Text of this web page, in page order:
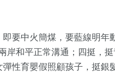
要中火簡煤，要藍線明年
岸和平正常溝通；四挺，
性育嬰假照顧孩子，挺銀